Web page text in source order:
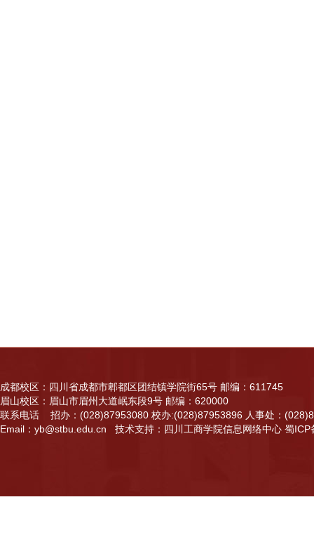
成都校区：四川省成都市郫都区团结镇学院街65号 邮编：611745
眉山校区：眉山市眉州大道岷东段9号 邮编：620000
联系电话 招办：(028)87953080 校办:(028)87953896 人事处：
Email：yb@stbu.edu.cn 技术支持：四川工商学院信息网络中心 蜀ICP